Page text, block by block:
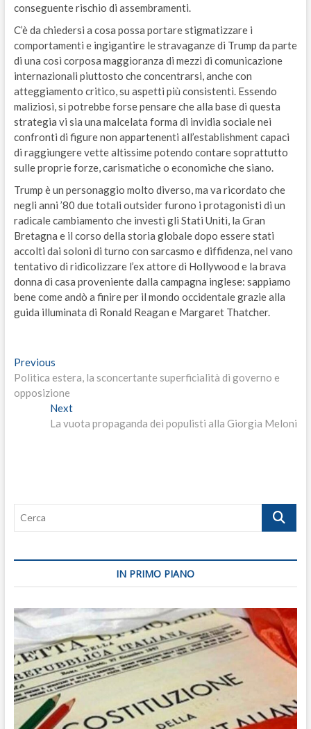
conseguente rischio di assembramenti.
C’è da chiedersi a cosa possa portare stigmatizzare i
comportamenti e ingigantire le stravaganze di Trump da parte
di una così corposa maggioranza di mezzi di comunicazione
internazionali piuttosto che concentrarsi, anche con
atteggiamento critico, su aspetti più consistenti. Essendo
maliziosi, si potrebbe forse pensare che alla base di questa
strategia vi sia una malcelata forma di invidia sociale nei
confronti di figure non appartenenti all’establishment capaci
di raggiungere vette altissime potendo contare soprattutto
sulle proprie forze, carismatiche o economiche che siano.
Trump è un personaggio molto diverso, ma va ricordato che
negli anni ’80 due totali outsider furono i protagonisti di un
radicale cambiamento che investì gli Stati Uniti, la Gran
Bretagna e il corso della storia globale dopo essere stati
accolti dai soloni di turno con sarcasmo e diffidenza, nel vano
tentativo di ridicolizzare l’ex attore di Hollywood e la brava
donna di casa proveniente dalla campagna inglese: sappiamo
bene come andò a finire per il mondo occidentale grazie alla
guida illuminata di Ronald Reagan e Margaret Thatcher.
Navigazione
articoli
PreviousPrevious
post:
Politica estera, la sconcertante superficialità di governo e
opposizione
NextNext
post:
La vuota propaganda dei populisti alla Giorgia Meloni
Cerca
IN PRIMO PIANO